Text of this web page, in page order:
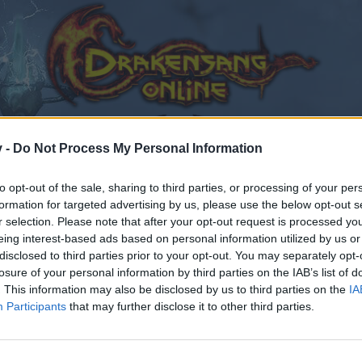
- Do Not Process My Personal Information
opt-out of the sale, sharing to third parties, or processing of your
for targeted advertising by us, please use the below opt-out
selection. Please note that after your opt-out request is processed
interest-based ads based on personal information utilized by us
to third parties prior to your opt-out. You may separately
of your personal information by third parties on the IAB’s list of
This information may also be disclosed by us to third parties on the
Participants that may further disclose it to other third parties.
Feedbackthread zum Event 'Chinesisches Neujahr' 2025
teilnehmen oder eigene Themen starten möchtest,
bitte registriere Dich neu. Wir freuen uns auf